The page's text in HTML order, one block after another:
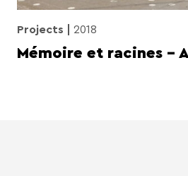
Projects 2018
Mémoire et racines –